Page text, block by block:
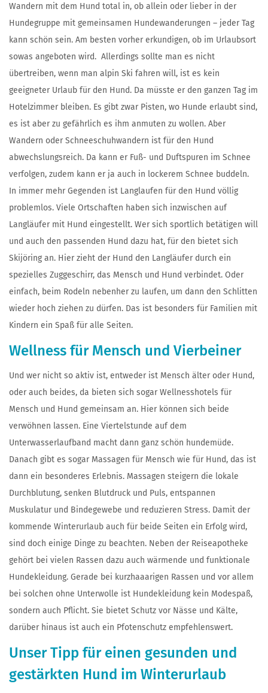
Wandern mit dem Hund total in, ob allein oder lieber in der
Hundegruppe mit gemeinsamen Hundewanderungen – jeder Tag
kann schön sein. Am besten vorher erkundigen, ob im Urlaubsort
sowas angeboten wird. Allerdings sollte man es nicht
übertreiben, wenn man alpin Ski fahren will, ist es kein
geeigneter Urlaub für den Hund. Da müsste er den ganzen Tag im
Hotelzimmer bleiben. Es gibt zwar Pisten, wo Hunde erlaubt sind,
es ist aber zu gefährlich es ihm anmuten zu wollen. Aber
Wandern oder Schneeschuhwandern ist für den Hund
abwechslungsreich. Da kann er Fuß- und Duftspuren im Schnee
verfolgen, zudem kann er ja auch in lockerem Schnee buddeln.
In immer mehr Gegenden ist Langlaufen für den Hund völlig
problemlos. Viele Ortschaften haben sich inzwischen auf
Langläufer mit Hund eingestellt. Wer sich sportlich betätigen will
und auch den passenden Hund dazu hat, für den bietet sich
Skijöring an. Hier zieht der Hund den Langläufer durch ein
spezielles Zuggeschirr, das Mensch und Hund verbindet. Oder
einfach, beim Rodeln nebenher zu laufen, um dann den Schlitten
wieder hoch ziehen zu dürfen. Das ist besonders für Familien mit
Kindern ein Spaß für alle Seiten.
Wellness für Mensch und Vierbeiner
Und wer nicht so aktiv ist, entweder ist Mensch älter oder Hund,
oder auch beides, da bieten sich sogar Wellnesshotels für
Mensch und Hund gemeinsam an. Hier können sich beide
verwöhnen lassen. Eine Viertelstunde auf dem
Unterwasserlaufband macht dann ganz schön hundemüde.
Danach gibt es sogar Massagen für Mensch wie für Hund, das ist
dann ein besonderes Erlebnis. Massagen steigern die lokale
Durchblutung, senken Blutdruck und Puls, entspannen
Muskulatur und Bindegewebe und reduzieren Stress. Damit der
kommende Winterurlaub auch für beide Seiten ein Erfolg wird,
sind doch einige Dinge zu beachten. Neben der Reiseapotheke
gehört bei vielen Rassen dazu auch wärmende und funktionale
Hundekleidung. Gerade bei kurzhaaarigen Rassen und vor allem
bei solchen ohne Unterwolle ist Hundekleidung kein Modespaß,
sondern auch Pflicht. Sie bietet Schutz vor Nässe und Kälte,
darüber hinaus ist auch ein Pfotenschutz empfehlenswert.
Unser Tipp für einen gesunden und
gestärkten Hund im Winterurlaub